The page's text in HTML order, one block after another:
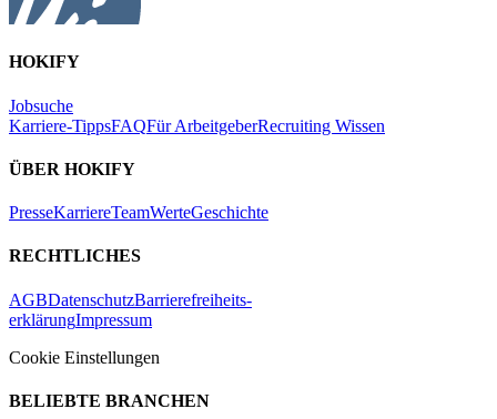
HOKIFY
Jobsuche
Karriere-TippsFAQFür ArbeitgeberRecruiting Wissen
ÜBER HOKIFY
PresseKarriereTeamWerteGeschichte
RECHTLICHES
AGBDatenschutzBarrierefreiheits-
erklärungImpressum
Cookie Einstellungen
BELIEBTE BRANCHEN